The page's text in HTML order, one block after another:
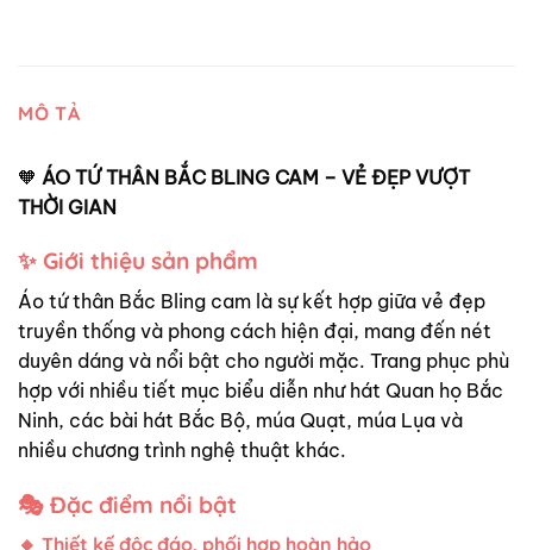
MÔ TẢ
🧡 ÁO TỨ THÂN BẮC BLING CAM – VẺ ĐẸP VƯỢT
THỜI GIAN
✨ Giới thiệu sản phẩm
Áo tứ thân Bắc Bling cam là sự kết hợp giữa vẻ đẹp
truyền thống và phong cách hiện đại, mang đến nét
duyên dáng và nổi bật cho người mặc. Trang phục phù
hợp với nhiều tiết mục biểu diễn như hát Quan họ Bắc
Ninh, các bài hát Bắc Bộ, múa Quạt, múa Lụa và
nhiều chương trình nghệ thuật khác.
🎭 Đặc điểm nổi bật
🔸 Thiết kế độc đáo, phối hợp hoàn hảo